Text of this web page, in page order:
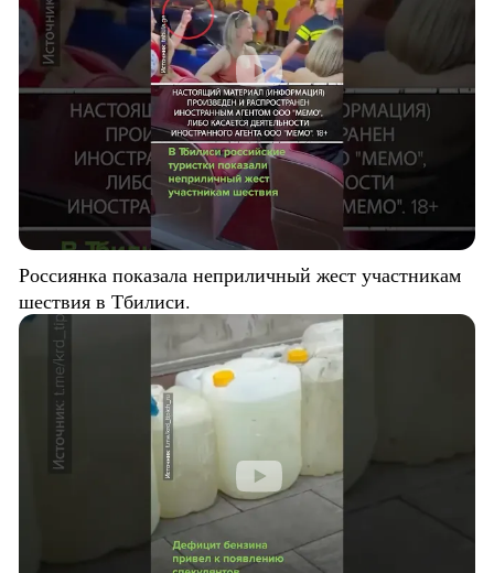
Россиянка показала неприличный жест участникам
шествия в Тбилиси.